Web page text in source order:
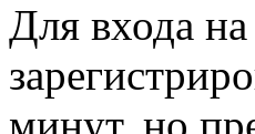
Для входа